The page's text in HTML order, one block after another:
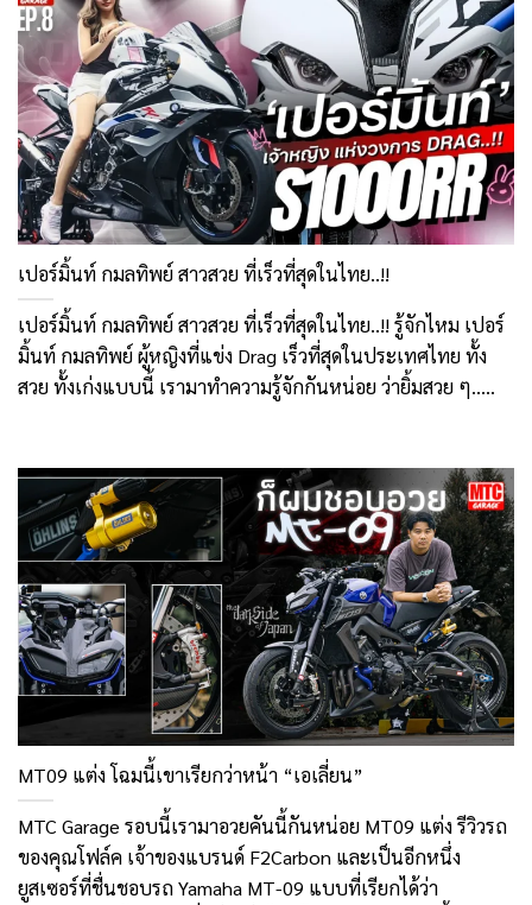
เปอร์มิ้นท์ กมลทิพย์ สาวสวย ที่เร็วที่สุดในไทย..!!
เปอร์มิ้นท์ กมลทิพย์ สาวสวย ที่เร็วที่สุดในไทย..!! รู้จักไหม เปอร์
มิ้นท์ กมลทิพย์ ผู้หญิงที่แข่ง Drag เร็วที่สุดในประเทศไทย ทั้ง
สวย ทั้งเก่งแบบนี้ เรามาทำความรู้จักกันหน่อย ว่ายิ้มสวย ๆ.....
MT09 แต่ง โฉมนี้เขาเรียกว่าหน้า “เอเลี่ยน”
MTC Garage รอบนี้เรามาอวยคันนี้กันหน่อย MT09 แต่ง รีวิวรถ
ของคุณโฟล์ค เจ้าของแบรนด์ F2Carbon และเป็นอีกหนึ่ง
ยูสเซอร์ที่ชื่นชอบรถ Yamaha MT-09 แบบที่เรียกได้ว่า